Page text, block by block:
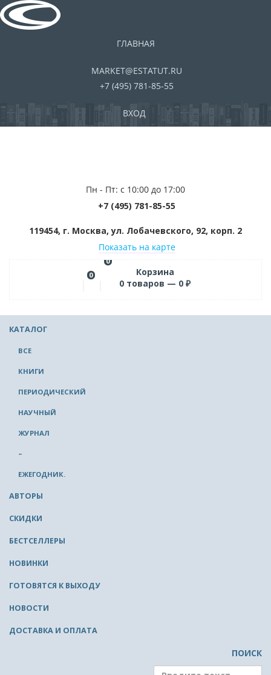
ГЛАВНАЯ
MARKET@ESTATUT.RU
+7 (495) 781-85-55
ВХОД
Пн - Пт: с 10:00 до 17:00
+7 (495) 781-85-55
119454, г. Москва, ул. Лобачевского, 92, корп. 2
Показать на карте
0
0
Корзина
0 товаров — 0 ₽
КАТАЛОГ
ВСЕ
КНИГИ
ПЕРИОДИЧЕСКИЙ
НАУЧНЫЙ
ЖУРНАЛ
–
ЕЖЕГОДНИК.
АВТОРЫ
СКИДКИ
БЕСТСЕЛЛЕРЫ
НОВИНКИ
ГОТОВЯТСЯ К ВЫХОДУ
НОВОСТИ
ДОСТАВКА И ОПЛАТА
ПОИСК